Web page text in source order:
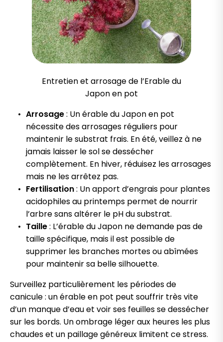
Entretien et arrosage de l’Erable du
Japon en pot
Arrosage: Un érable du Japon en pot
nécessite des arrosages réguliers pour
maintenir le substrat frais. En été, veillez à ne
jamais laisser le sol se dessécher
complètement. En hiver, réduisez les arrosages
mais ne les arrêtez pas.
Fertilisation: Un apport d’engrais pour plantes
acidophiles au printemps permet de nourrir
l’arbre sans altérer le pH du substrat.
Taille: L’érable du Japon ne demande pas de
taille spécifique, mais il est possible de
supprimer les branches mortes ou abîmées
pour maintenir sa belle silhouette.
Surveillez particulièrement les périodes de
canicule : un érable en pot peut souffrir très vite
d’un manque d’eau et voir ses feuilles se dessécher
sur les bords. Un ombrage léger aux heures les plus
chaudes et un paillage généreux limitent ce stress.